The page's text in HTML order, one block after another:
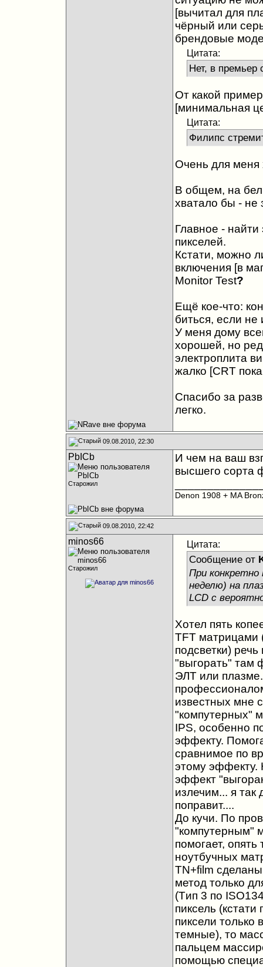
[вычитал для
чёрный или
брендовые
Цитата:
Нет, в премьер
От какой
[минимальная
Цитата:
Филипс
Очень для меня
В общем, на
хватало бы - не
Главное -
пикселей.
Кстати, можно
включения [в
Monitor Test?
Ещё кое-что:
биться, если не
У меня дому
хорошей, но
электроплита
жалко [CRT
Спасибо за
легко.
09.08.2010, 22:30
PbICb
Старожил
И чем на ваш
высшего сорта
Denon 1908 + MA
09.08.2010, 22:42
minos66
Старожил
Цитата:
Сообщение от
При
неделю) на
LCD c
Хотел пять
TFT матрицами
подсветки)
"выгорать" там
ЭЛT или
известных мне
"компутерных"
IPS, особенно
эффекту.
сравнимое по
этому эффекту.
эффект
излечим... я так
поправит....
До кучи. По
"компутерным"
помогает,
ноутбучных
TN+film
метод только
(Tип 3 по
пиксель
пиксели только
темные), то
пальцем
помощью